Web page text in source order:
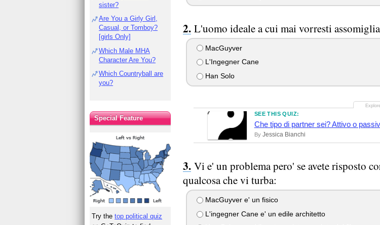
L'uomo ideale a cui mai vorresti
MacGuyver
L'Ingegner Cane
Han Solo
SEE THIS QUIZ:
Che tipo di partner sei? Attivo o
By Jessica Bianchi
Vi e' un problema pero' se avete risposto
qualcosa che vi turba:
MacGuyver e' un fisico
L'ingegner Cane e' un edile architetto
sister?
Are You a Girly Girl,
Casual, or Tomboy?
[girls Only]
Which Male MHA
Character Are You?
Which Countryball are
you?
Special Feature
Try thetop political quiz